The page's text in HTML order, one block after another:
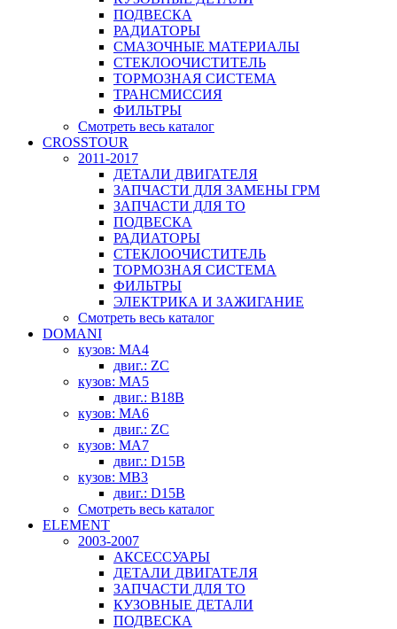
ПОДВЕСКА
РАДИАТОРЫ
СМАЗОЧНЫЕ МАТЕРИАЛЫ
СТЕКЛООЧИСТИТЕЛЬ
ТОРМОЗНАЯ СИСТЕМА
ТРАНСМИССИЯ
ФИЛЬТРЫ
Смотреть весь каталог
CROSSTOUR
2011-2017
ДЕТАЛИ ДВИГАТЕЛЯ
ЗАПЧАСТИ ДЛЯ ЗАМЕНЫ ГРМ
ЗАПЧАСТИ ДЛЯ ТО
ПОДВЕСКА
РАДИАТОРЫ
СТЕКЛООЧИСТИТЕЛЬ
ТОРМОЗНАЯ СИСТЕМА
ФИЛЬТРЫ
ЭЛЕКТРИКА И ЗАЖИГАНИЕ
Смотреть весь каталог
DOMANI
кузов: MA4
двиг.: ZC
кузов: MA5
двиг.: B18B
кузов: MA6
двиг.: ZC
кузов: MA7
двиг.: D15B
кузов: MB3
двиг.: D15B
Смотреть весь каталог
ELEMENT
2003-2007
АКСЕССУАРЫ
ДЕТАЛИ ДВИГАТЕЛЯ
ЗАПЧАСТИ ДЛЯ ТО
КУЗОВНЫЕ ДЕТАЛИ
ПОДВЕСКА